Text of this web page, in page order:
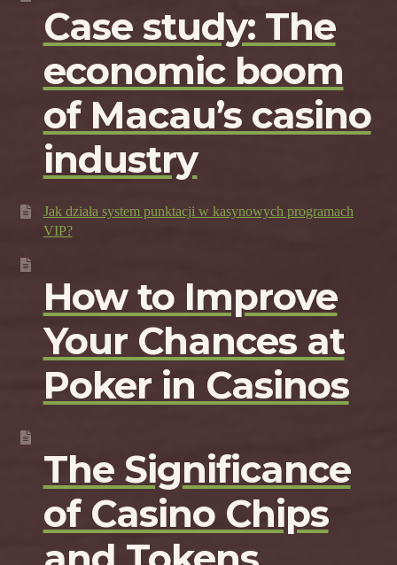
Case study: The
economic boom
of Macau’s casino
industry
Jak działa system punktacji w kasynowych programach
VIP?
How to Improve
Your Chances at
Poker in Casinos
The Significance
of Casino Chips